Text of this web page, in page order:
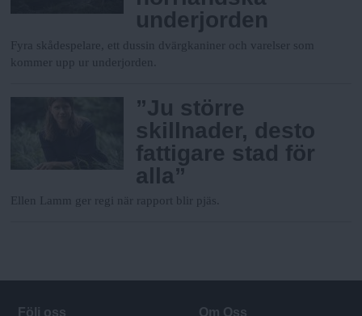
underjorden
Fyra skådespelare, ett dussin dvärgkaniner och varelser som
kommer upp ur underjorden.
”Ju större
skillnader, desto
fattigare stad för
alla”
Ellen Lamm ger regi när rapport blir pjäs.
Följ oss Om Oss